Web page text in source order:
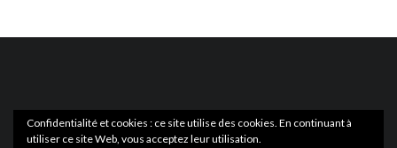
Confidentialité et cookies : ce site utilise des cookies. En continuant à
utiliser ce site Web, vous acceptez leur utilisation.